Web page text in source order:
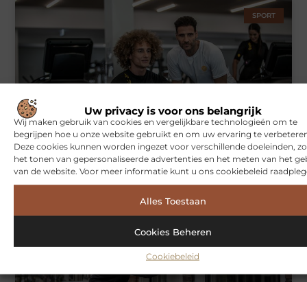
Uw privacy is voor ons belangrijk
Wij maken gebruik van cookies en vergelijkbare technologieën om te
begrijpen hoe u onze website gebruikt en om uw ervaring te
Deze cookies kunnen worden ingezet voor verschillende doeleinden,
het tonen van gepersonaliseerde advertenties en het meten van het
van de website. Voor meer informatie kunt u ons cookiebeleid
Alles Toestaan
Cookies Beheren
Cookiebeleid
SPORT
Symbiont360: Innovatieve EMS-training in Utrecht voor een
effectieve workout